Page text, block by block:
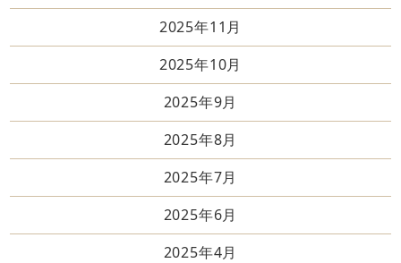
2025年11月
2025年10月
2025年9月
2025年8月
2025年7月
2025年6月
2025年4月